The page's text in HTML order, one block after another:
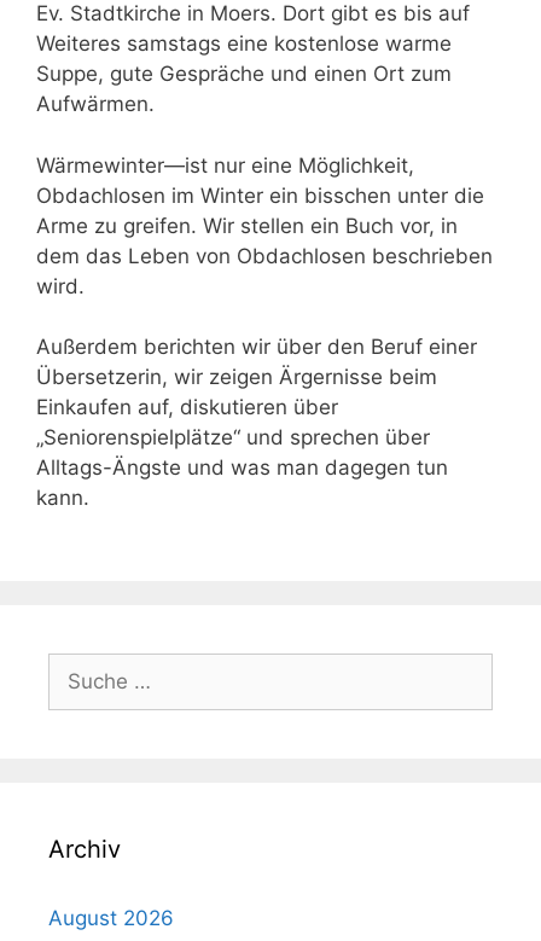
Ev. Stadtkirche in Moers. Dort gibt es bis auf
Weiteres samstags eine kostenlose warme
Suppe, gute Gespräche und einen Ort zum
Aufwärmen.
Wärmewinter—ist nur eine Möglichkeit,
Obdachlosen im Winter ein bisschen unter die
Arme zu greifen. Wir stellen ein Buch vor, in
dem das Leben von Obdachlosen beschrieben
wird.
Außerdem berichten wir über den Beruf einer
Übersetzerin, wir zeigen Ärgernisse beim
Einkaufen auf, diskutieren über
„Seniorenspielplätze“ und sprechen über
Alltags-Ängste und was man dagegen tun
kann.
nach:
Archiv
August 2026